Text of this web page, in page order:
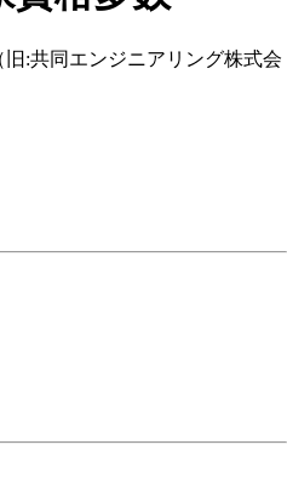
旧:共同エンジニアリング株式会